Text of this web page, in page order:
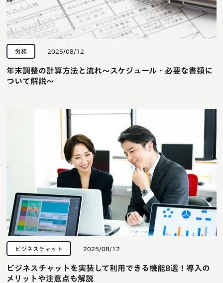
労務 2025/08/12
年末調整の計算方法と流れ〜スケジュール・必要な書類に
ついて解説〜
ビジネスチャット 2025/08/12
ビジネスチャットを実装して利用できる機能8選！導入の
メリットや注意点も解説